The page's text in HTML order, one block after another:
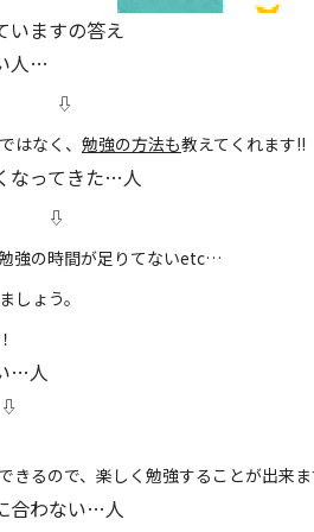
いますの答え
人…
はなく、 勉強の方法も教えてくれます!!
なってきた…人
⇩
強の時間が足りてないetc…
しょう。
…人
⇩
きるので、楽しく勉強することが出来
合わない…人